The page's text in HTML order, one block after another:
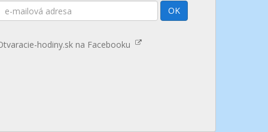
OK
hodiny.sk na Facebooku